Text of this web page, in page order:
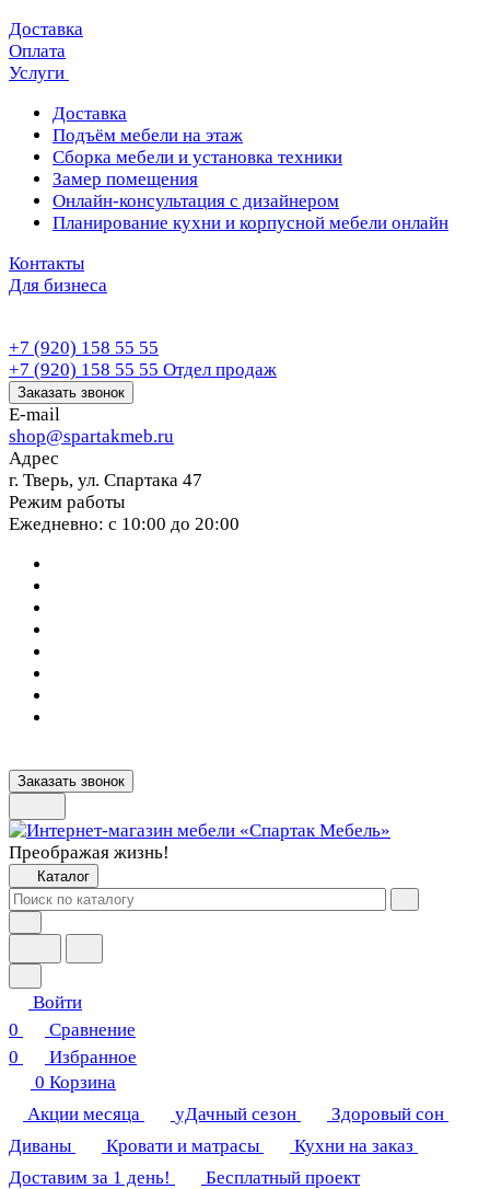
Доставка
Оплата
Услуги
Доставка
Подъём мебели на этаж
Сборка мебели и установка техники
Замер помещения
Онлайн-консультация с дизайнером
Планирование кухни и корпусной мебели онлайн
Контакты
Для бизнеса
+7 (920) 158 55 55
+7 (920) 158 55 55 Отдел продаж
Заказать звонок
E-mail
shop@spartakmeb.ru
Адрес
г. Тверь, ул. Спартака 47
Режим работы
Ежедневно: с 10:00 до 20:00
Заказать звонок
Преображая жизнь!
Каталог
Войти
0
Сравнение
0
Избранное
0 Корзина
Акции месяца
уДачный сезон
Здоровый сон
Диваны
Кровати и матрасы
Кухни на заказ
Доставим за 1 день!
Бесплатный проект